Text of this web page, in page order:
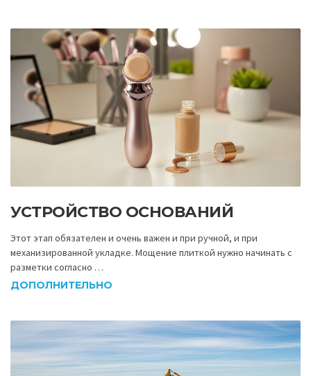
УСТРОЙСТВО ОСНОВАНИЙ
Этот этап обязателен и очень важен и при ручной, и при
механизированной укладке. Мощение плиткой нужно начинать с
разметки согласно …
ДОПОЛНИТЕЛЬНО